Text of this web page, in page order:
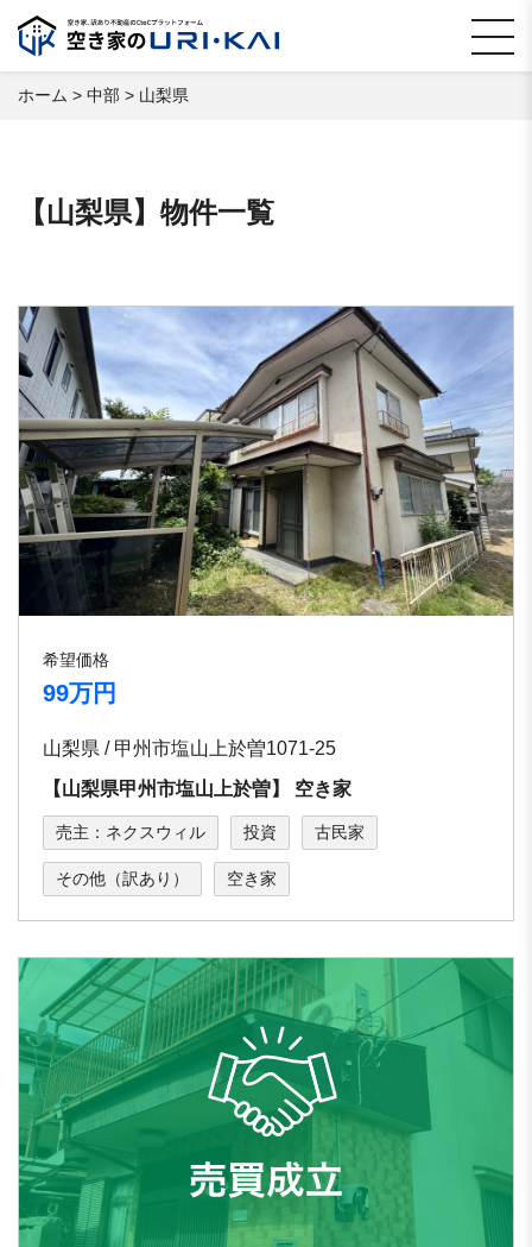
ホーム > 中部 > 山梨県
【山梨県】物件一覧
希望価格
99万円
山梨県 / 甲州市塩山上於曽1071-25
【⼭梨県甲州市塩⼭上於曽】 空き家
売主：ネクスウィル 投資 古民家
その他（訳あり） 空き家